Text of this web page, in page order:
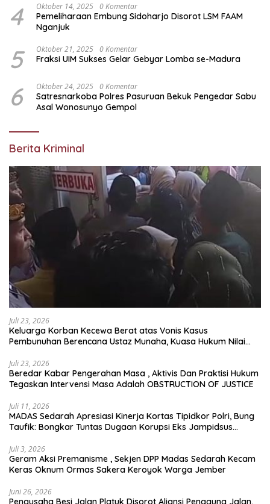
4 Oktober 14, 2025 0 Komentar
Pemeliharaan Embung Sidoharjo Disorot LSM FAAM
Nganjuk
5 Oktober 21, 2025 0 Komentar
Fraksi UIM Sukses Gelar Gebyar Lomba se-Madura
6 Oktober 24, 2025 0 Komentar
Satresnarkoba Polres Pasuruan Bekuk Pengedar Sabu
Asal Wonosunyo Gempol
Berita Kriminal
Juli 23, 2026
Keluarga Korban Kecewa Berat atas Vonis Kasus
Pembunuhan Berencana Ustaz Munaha, Kuasa Hukum Nilai
Juli 23, 2026
Beredar Kabar Pengerahan Masa , Aktivis Dan Praktisi Hukum
Tegaskan Intervensi Masa Adalah OBSTRUCTION OF JUSTICE
Juli 11, 2026
MADAS Sedarah Apresiasi Kinerja Kortas Tipidkor Polri, Bung
Taufik: Bongkar Tuntas Dugaan Korupsi Eks Jampidsus
Juli 3, 2026
Geram Aksi Premanisme , Sekjen DPP Madas Sedarah Kecam
Keras Oknum Ormas Sakera Keroyok Warga Jember
Juni 26, 2026
Pengusaha Besi Jalan Platuk Disorot Aliansi Pengguna Jalan,